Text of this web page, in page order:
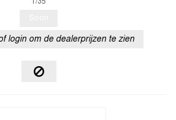
1/35
login om de dealerprijzen te zien